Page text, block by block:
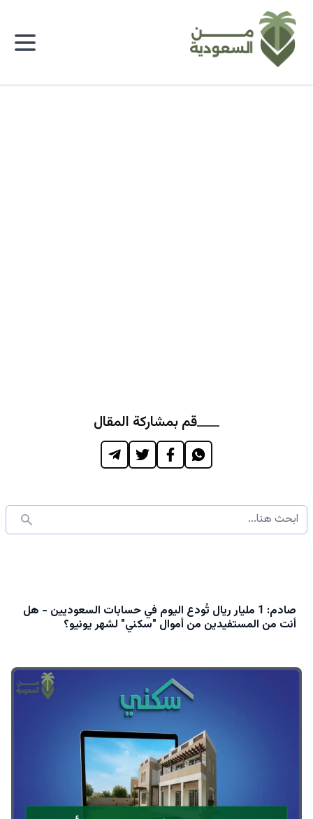
قم بمشاركة المقال
صادم: 1 مليار ريال تُودع اليوم في حسابات السعوديين - هل
أنت من المستفيدين من أموال "سكني" لشهر يونيو؟